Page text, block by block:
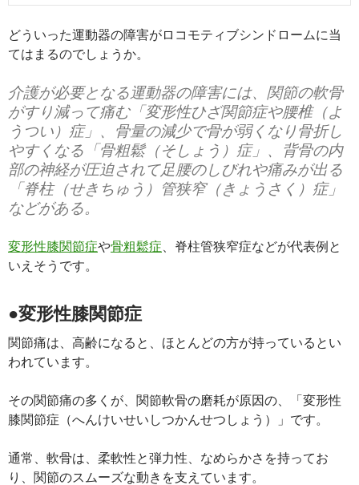
どういった運動器の障害がロコモティブシンドロームに当
てはまるのでしょうか。
介護が必要となる運動器の障害には、関節の軟骨
がすり減って痛む「変形性ひざ関節症や腰椎（よ
うつい）症」、骨量の減少で骨が弱くなり骨折し
やすくなる「骨粗鬆（そしょう）症」、背骨の内
部の神経が圧迫されて足腰のしびれや痛みが出る
「脊柱（せきちゅう）管狭窄（きょうさく）症」
などがある。
変形性膝関節症や骨粗鬆症 、脊柱管狭窄症などが代表例と
いえそうです。
●変形性膝関節症
関節痛は、高齢になると、ほとんどの方が持っているとい
われています。
その関節痛の多くが、関節軟骨の磨耗が原因の、「変形性
膝関節症（へんけいせいしつかんせつしょう）」です。
通常、軟骨は、柔軟性と弾力性、なめらかさを持ってお
り、関節のスムーズな動きを支えています。